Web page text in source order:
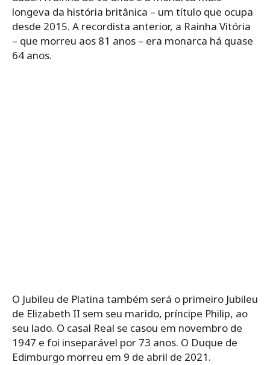
longeva da história britânica – um título que ocupa
desde 2015. A recordista anterior, a Rainha Vitória
– que morreu aos 81 anos – era monarca há quase
64 anos.
O Jubileu de Platina também será o primeiro Jubileu
de Elizabeth II sem seu marido, príncipe Philip, ao
seu lado. O casal Real se casou em novembro de
1947 e foi inseparável por 73 anos. O Duque de
Edimburgo morreu em 9 de abril de 2021.